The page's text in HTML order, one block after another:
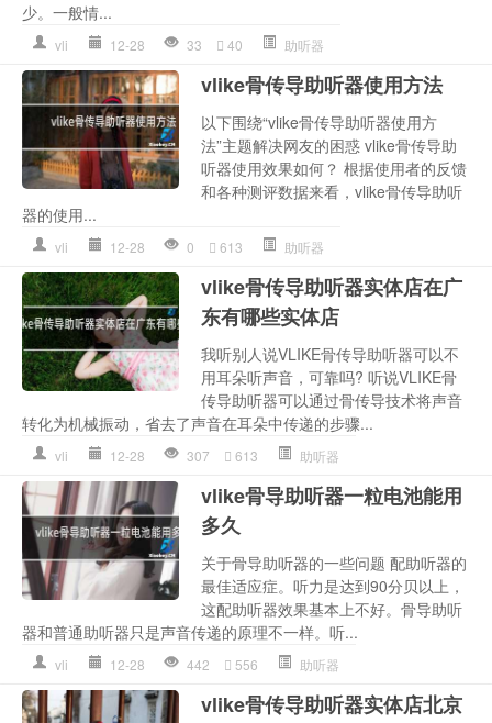
少。一般情...
vli 12-28 33 40 助听器
vlike骨传导助听器使用方法
以下围绕“vlike骨传导助听器使用方
法”主题解决网友的困惑 vlike骨传导助
听器使用效果如何？ 根据使用者的反馈
和各种测评数据来看，vlike骨传导助听
器的使用...
vli 12-28 0 613 助听器
vlike骨传导助听器实体店在广
东有哪些实体店
我听别人说VLIKE骨传导助听器可以不
用耳朵听声音，可靠吗? 听说VLIKE骨
传导助听器可以通过骨传导技术将声音
转化为机械振动，省去了声音在耳朵中传递的步骤...
vli 12-28 307 613 助听器
vlike骨导助听器一粒电池能用
多久
关于骨导助听器的一些问题 配助听器的
最佳适应症。听力是达到90分贝以上，
这配助听器效果基本上不好。骨导助听
器和普通助听器只是声音传递的原理不一样。听...
vli 12-28 442 556 助听器
vlike骨传导助听器实体店北京